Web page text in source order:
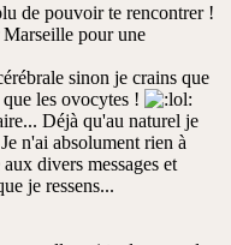
de pouvoir te rencontrer !
pour une
sinon je crains que
les ovocytes !
Déjà qu'au naturel je
n'ai absolument rien à
divers messages et
je ressens...